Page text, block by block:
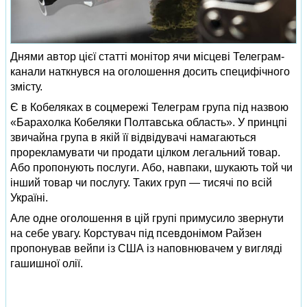
Днями автор цієї статті монітор ячи місцеві Телеграм-
канали наткнувся на оголошення досить специфічного
змісту.
Є в Кобеляках в соцмережі Телеграм група під назвою
«Барахолка Кобеляки Полтавська область». У принцпі
звичайна група в якій її відвідувачі намагаються
прорекламувати чи продати цілком легальний товар.
Або пропонують послуги. Або, навпаки, шукають той чи
інший товар чи послугу. Таких груп — тисячі по всій
Україні.
Але одне оголошення в цій групі примусило звернути
на себе увагу. Корстувач під псевдонімом Райзен
пропонував вейпи із США із наповнювачем у вигляді
гашишної олії.